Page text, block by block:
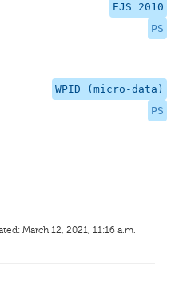
EJS 2010
PS
WPID (micro-data)
PS
March 12, 2021, 11:16 a.m.